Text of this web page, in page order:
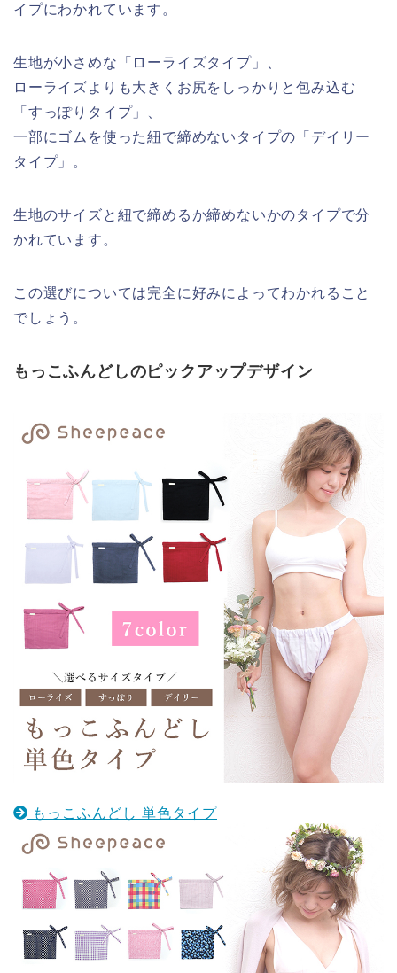
イプにわかれています。
生地が小さめな「ローライズタイプ」、
ローライズよりも大きくお尻をしっかりと包み込む
「すっぽりタイプ」、
一部にゴムを使った紐で締めないタイプの「デイリー
タイプ」。
生地のサイズと紐で締めるか締めないかのタイプで分
かれています。
この選びについては完全に好みによってわかれること
でしょう。
もっこふんどしのピックアップデザイン
もっこふんどし 単色タイプ